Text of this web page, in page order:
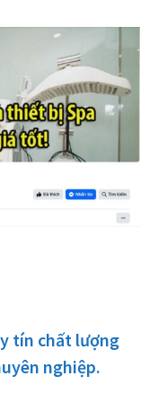
tín chất lượng
nghiệp.